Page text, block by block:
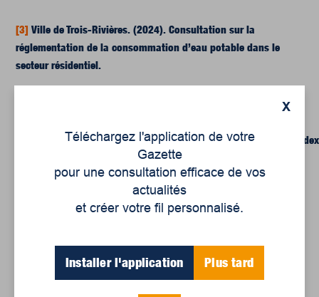
[3] Ville de Trois-Rivières. (2024). Consultation sur la
réglementation de la consommation d’eau potable dans le
secteur résidentiel.
https://www.environnement.gouv.qc.ca/programmes/prcmhh/
Articles récents
X
Téléchargez l'application de votre
Gazette
pour une consultation efficace de vos
actualités
et créer votre fil personnalisé.
Installer l'application Plus tard